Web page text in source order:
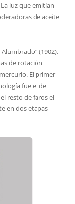
luz que emitían
de aceite
(1902),
de rotación
El primer
fue el de
resto de faros el
en dos etapas